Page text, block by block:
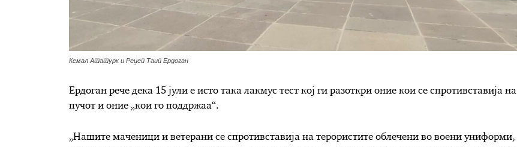
Кемал Ататурк и Реџеп Таип Ердоган
Ердоган рече дека 15 јули е исто така лакмус тест кој ги разоткри оние кои се спротивставија на
пучот и оние „кои го поддржаа“.
„Нашите маченици и ветерани се спротивставија на терористите облечени во воени униформи,